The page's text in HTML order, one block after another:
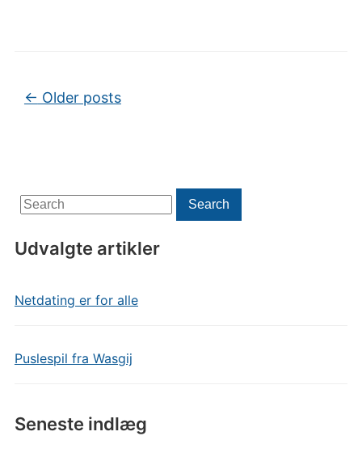
Post navigation
← Older posts
Search
for:
Search
Udvalgte artikler
Netdating er for alle
Puslespil fra Wasgij
Seneste indlæg